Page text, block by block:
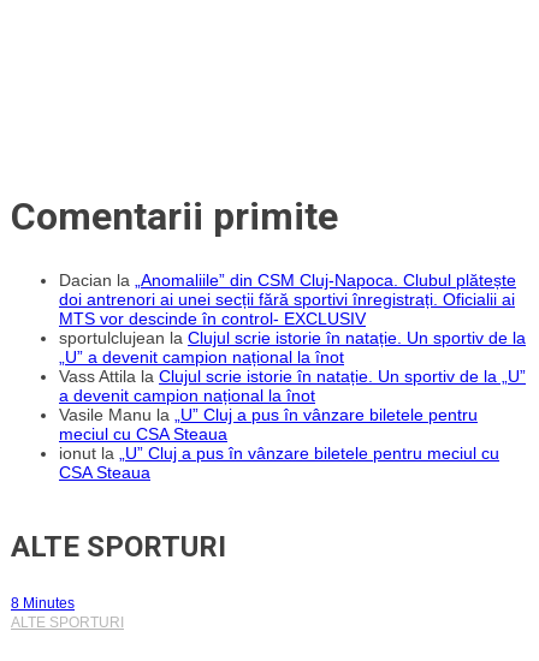
Comentarii primite
Dacian la „Anomaliile” din CSM Cluj-Napoca. Clubul plătește
doi antrenori ai unei secții fără sportivi înregistrați. Oficialii ai
MTS vor descinde în control- EXCLUSIV
sportulclujean la Clujul scrie istorie în natație. Un sportiv de la
„U” a devenit campion național la înot
Vass Attila la Clujul scrie istorie în natație. Un sportiv de la „U”
a devenit campion național la înot
Vasile Manu la „U” Cluj a pus în vânzare biletele pentru
meciul cu CSA Steaua
ionut la „U” Cluj a pus în vânzare biletele pentru meciul cu
CSA Steaua
ALTE SPORTURI
8 Minutes
ALTE SPORTURI